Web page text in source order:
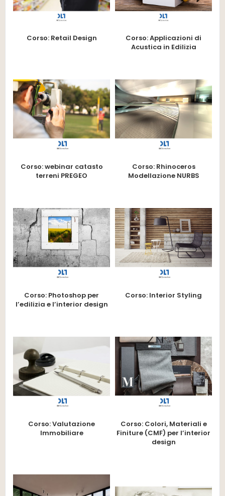
Corso: Retail Design
Corso: Applicazioni di
Acustica in Edilizia
Corso: webinar catasto
terreni PREGEO
Corso: Rhinoceros
Modellazione NURBS
Corso: Photoshop per
l’edilizia e l’interior design
Corso: Interior Styling
Corso: Valutazione
Immobiliare
Corso: Colori, Materiali e
Finiture (CMF) per l’interior
design